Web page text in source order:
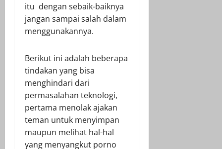
itu dengan sebaik-baiknya
jangan sampai salah dalam
menggunakannya.
Berikut ini adalah beberapa
tindakan yang bisa
menghindari dari
permasalahan teknologi,
pertama menolak ajakan
teman untuk menyimpan
maupun melihat hal-hal
yang menyangkut porno